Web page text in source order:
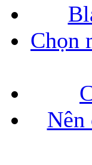
Chọn
Nên